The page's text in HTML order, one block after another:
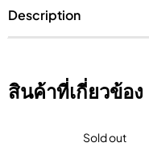
Description
สินค้าที่เกี่ยวข้อง
Sold out